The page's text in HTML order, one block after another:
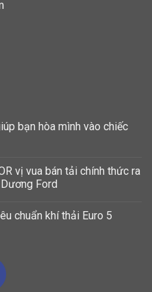
bạn hòa mình vào chiếc
vị vua bán tải chính thức ra
Ford
chuẩn khí thải Euro 5